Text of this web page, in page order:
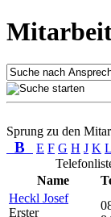
Sprung zu den
B E F G H J K L
Name
Heckl Josef
Erster